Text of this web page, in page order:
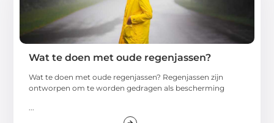
Wat te doen met oude regenjassen?
Wat te doen met oude regenjassen? Regenjassen zijn
ontworpen om te worden gedragen als bescherming